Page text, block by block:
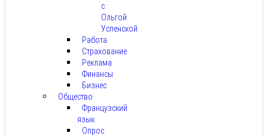
с
Ольгой
Успенской
Работа
Страхование
Реклама
Финансы
Бизнес
Общество
Французский
язык
Опрос